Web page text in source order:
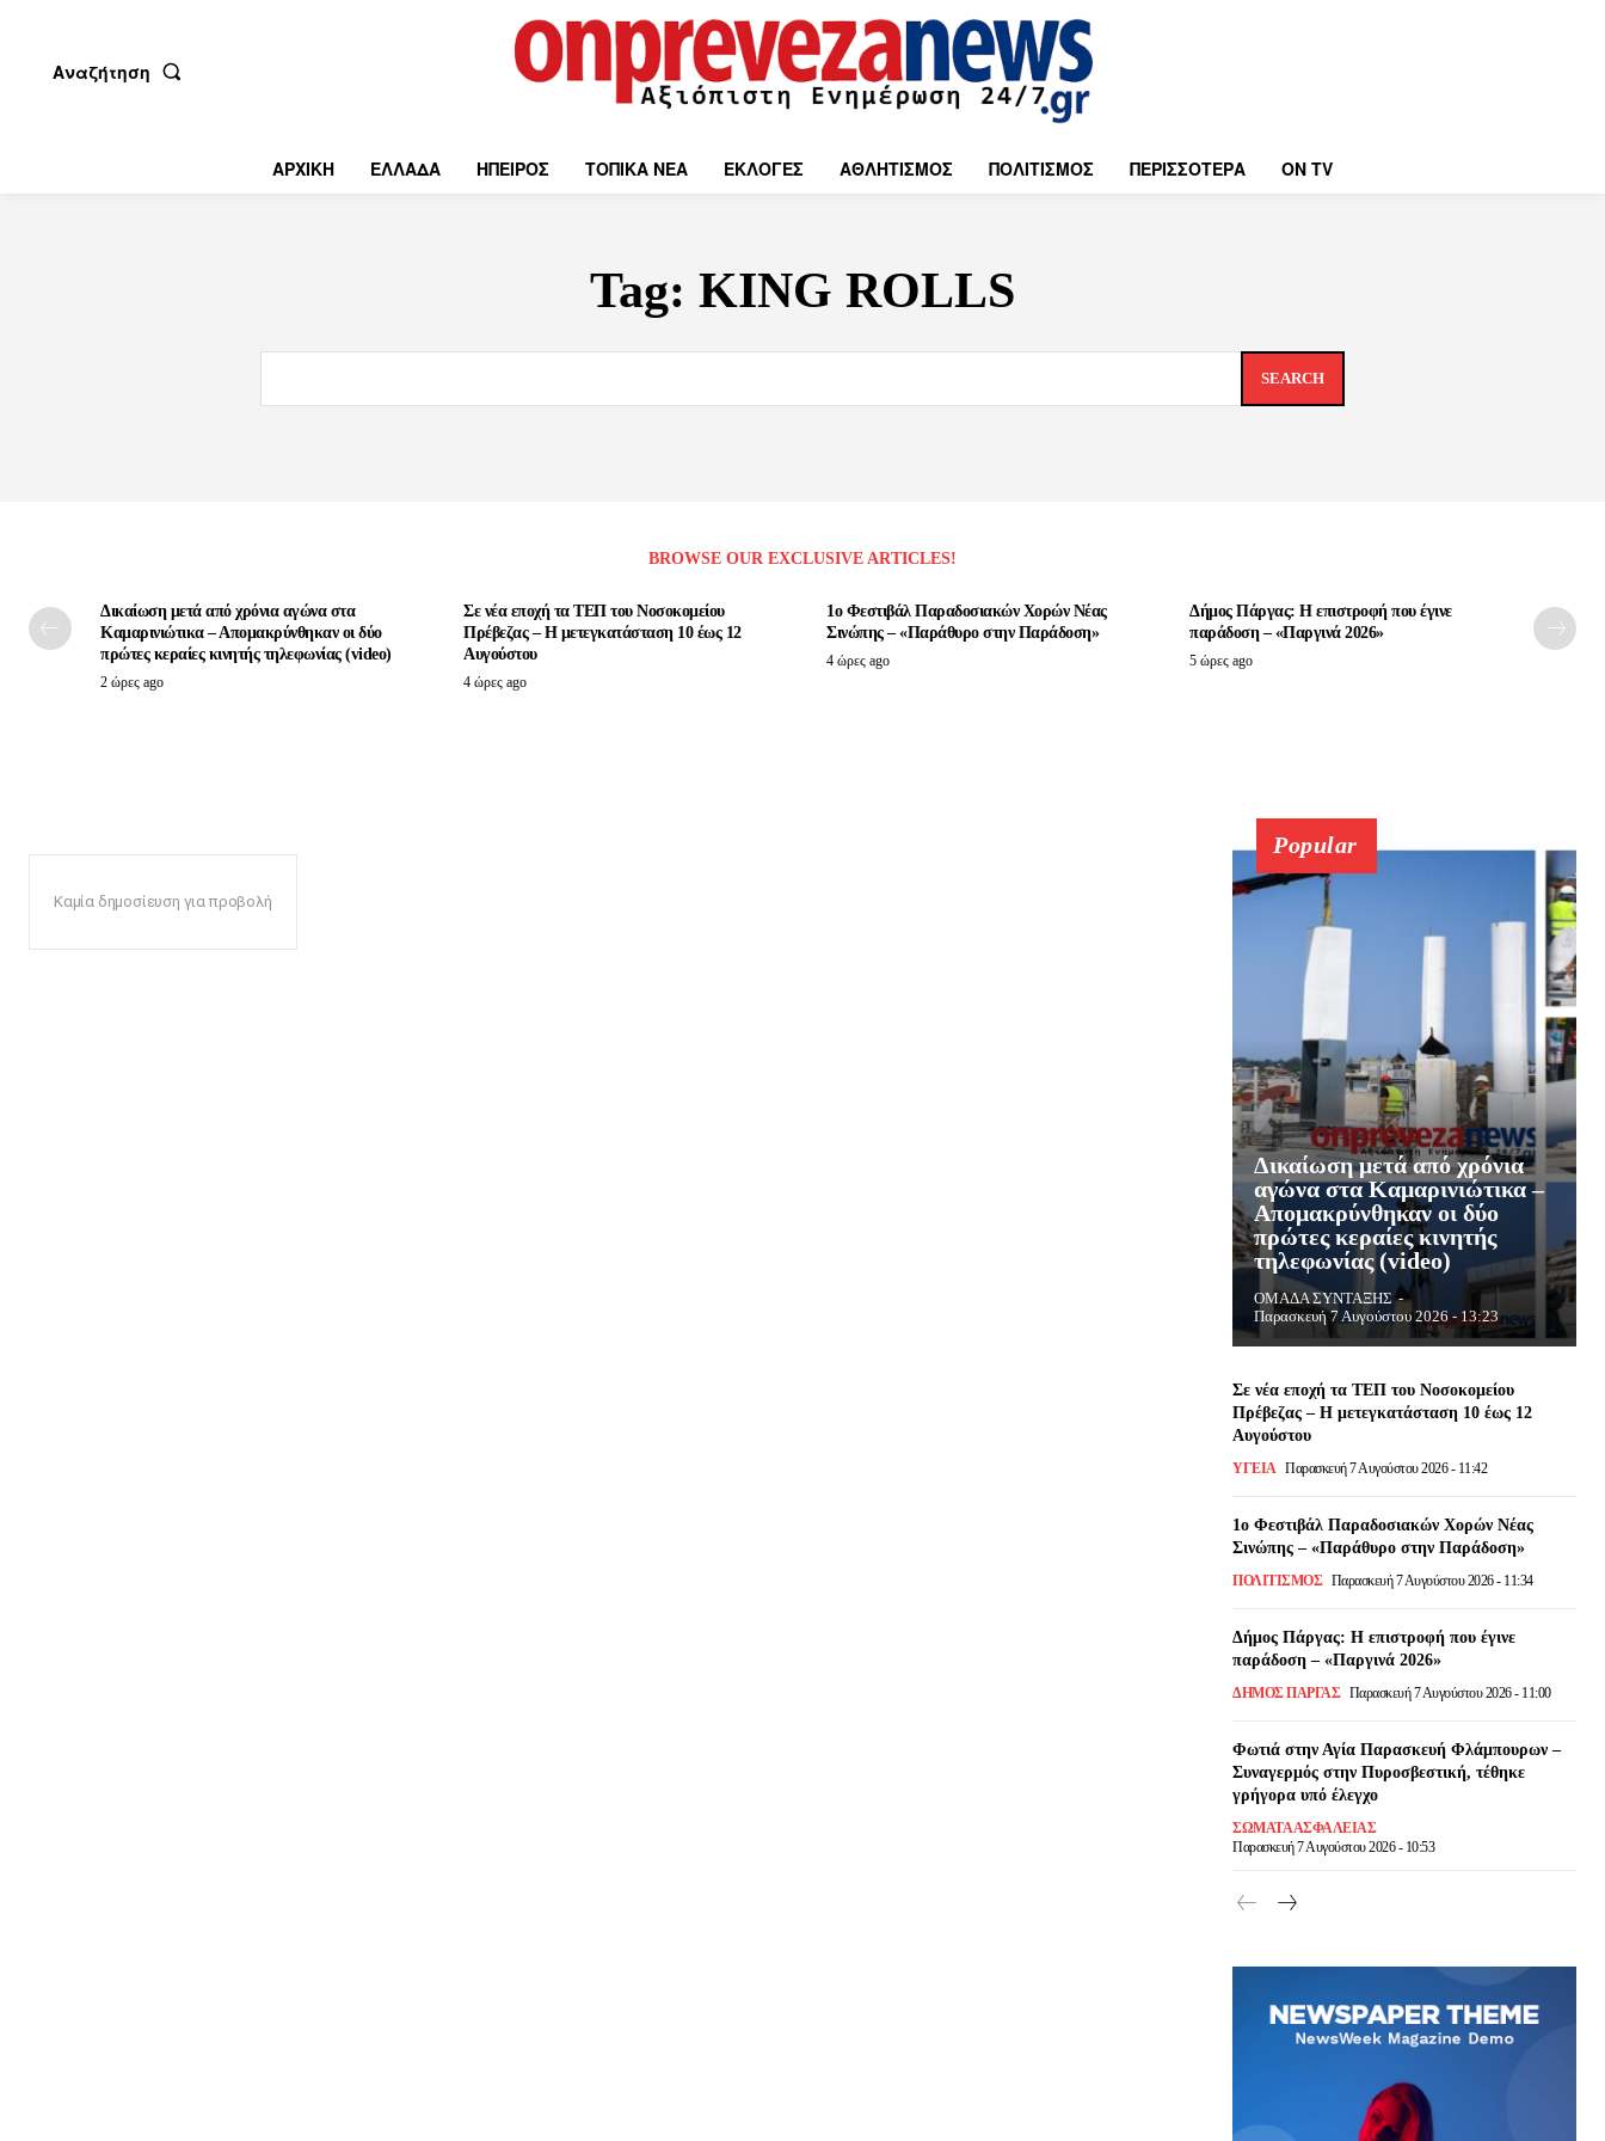
Αναζήτηση
ΑΡΧΙΚΗ ΕΛΛΑΔΑ ΗΠΕΙΡΟΣ ΤΟΠΙΚΑ ΝΕΑ ΕΚΛΟΓΕΣ ΑΘΛΗΤΙΣΜΟΣ ΠΟΛΙΤΙΣΜΟΣ ΠΕΡΙΣΣΟΤΕΡΑ ON TV
Tag: KING ROLLS
SEARCH
BROWSE OUR EXCLUSIVE ARTICLES!
Δικαίωση μετά από χρόνια αγώνα στα
Καμαρινιώτικα – Απομακρύνθηκαν οι δύο
πρώτες κεραίες κινητής τηλεφωνίας (video)
2 ώρες ago
Σε νέα εποχή τα ΤΕΠ του Νοσοκομείου
Πρέβεζας – Η μετεγκατάσταση 10 έως 12
Αυγούστου
4 ώρες ago
1ο Φεστιβάλ Παραδοσιακών Χορών Νέας
Σινώπης – «Παράθυρο στην Παράδοση»
4 ώρες ago
Δήμος Πάργας: Η επιστροφή που έγινε
παράδοση – «Παργινά 2026»
5 ώρες ago
Καμία δημοσίευση για προβολή
Popular
Δικαίωση μετά από χρόνια
αγώνα στα Καμαρινιώτικα –
Απομακρύνθηκαν οι δύο
πρώτες κεραίες κινητής
τηλεφωνίας (video)
ΟΜΑΔΑ ΣΥΝΤΑΞΗΣ -
Παρασκευή 7 Αυγούστου 2026 - 13:23
Σε νέα εποχή τα ΤΕΠ του Νοσοκομείου
Πρέβεζας – Η μετεγκατάσταση 10 έως 12
Αυγούστου
ΥΓΕΙΑ Παρασκευή 7 Αυγούστου 2026 - 11:42
1ο Φεστιβάλ Παραδοσιακών Χορών Νέας
Σινώπης – «Παράθυρο στην Παράδοση»
ΠΟΛΙΤΙΣΜΌΣ Παρασκευή 7 Αυγούστου 2026 - 11:34
Δήμος Πάργας: Η επιστροφή που έγινε
παράδοση – «Παργινά 2026»
ΔΉΜΟΣ ΠΆΡΓΑΣ Παρασκευή 7 Αυγούστου 2026 - 11:00
Φωτιά στην Αγία Παρασκευή Φλάμπουρων –
Συναγερμός στην Πυροσβεστική, τέθηκε
γρήγορα υπό έλεγχο
ΣΩΜΑΤΑ ΑΣΦΑΛΕΙΑΣ
Παρασκευή 7 Αυγούστου 2026 - 10:53